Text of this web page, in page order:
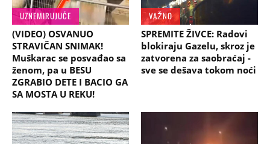
UZNEMIRUJUĆE
(VIDEO) OSVANUO
STRAVIČAN SNIMAK!
Muškarac se posvađao sa
ženom, pa u BESU
ZGRABIO DETE I BACIO GA
SA MOSTA U REKU!
VAŽNO
SPREMITE ŽIVCE: Radovi
blokiraju Gazelu, skroz je
zatvorena za saobraćaj -
sve se dešava tokom noći